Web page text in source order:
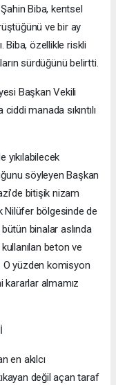
Biba, kentsel
ve bir ay
Biba, özellikle riskli
sürdüğünü belirtti.
Başkan Vekili
manada sıkıntılı
yıkılabilecek
söyleyen Başkan
bitişik nizam
Nilüfer bölgesinde de
binalar aslında
beton ve
O yüzden komisyon
almamız
en akılcı
değil açan taraf